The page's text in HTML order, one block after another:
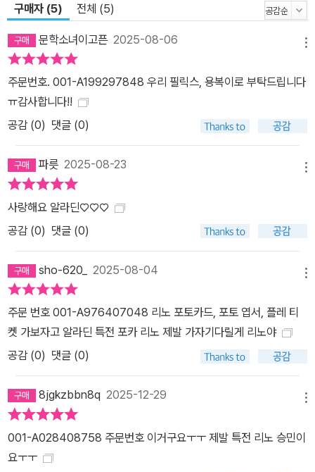
구매자 (5) 전체 (5)
문학소녀이고픈 2025-08-06
주문번호. 001-A199297848 우리 필릭스, 용복이로 부탁드립니다
ㅠ감사합니다!!
공감 (0) 댓글 (0)
파릇 2025-08-23
사랑해요 알라딘♡♡♡
공감 (0) 댓글 (0)
sho-620_ 2025-08-04
주문 번호 001-A976407048 리노 포토카드, 포토 엽서, 플레 티
켓 가보자고 알라딘 특전 포카 리노 제발 가자기다릴게 리노야
공감 (0) 댓글 (0)
8jgkzbbn8q 2025-12-29
001-A028408758 주문번호 이거구요ㅜㅜ 제발 특전 리노 승민이
요ㅜㅜ